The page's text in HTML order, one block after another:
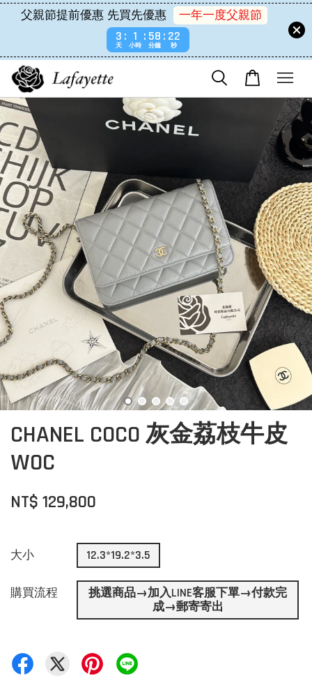
父親節提前優惠 先買先優惠
一年一度父親節
3
天
1
小時
58
分鐘
22
秒
CHANEL COCO 灰金荔枝牛皮
WOC
NT$ 129,800
大小 12.3*19.2*3.5
購買流程
挑選商品→加入LINE客服下單→付款完
成→郵寄寄出